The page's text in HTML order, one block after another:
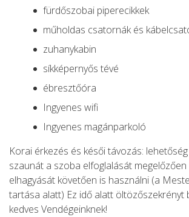
fürdőszobai piperecikkek
műholdas csatornák és
zuhanykabin
síkképernyős tévé
ébresztőóra
Ingyenes wifi
Ingyenes magánparkoló
Korai érkezés és késői távozás:
szaunát a szoba elfoglalását
elhagyását követően is használni (a
tartása alatt) Ez idő alatt öltözőszekrényt
kedves Vendégeinknek!